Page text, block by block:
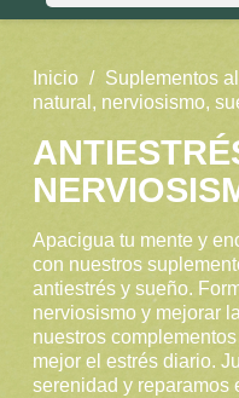
Inicio Suplementos
natural, nerviosismo,
Apacigua tu mente y
con nuestros
antiestrés y sueño.
nerviosismo y mejorar
nuestros
mejor el estrés diario.
serenidad y reparamos